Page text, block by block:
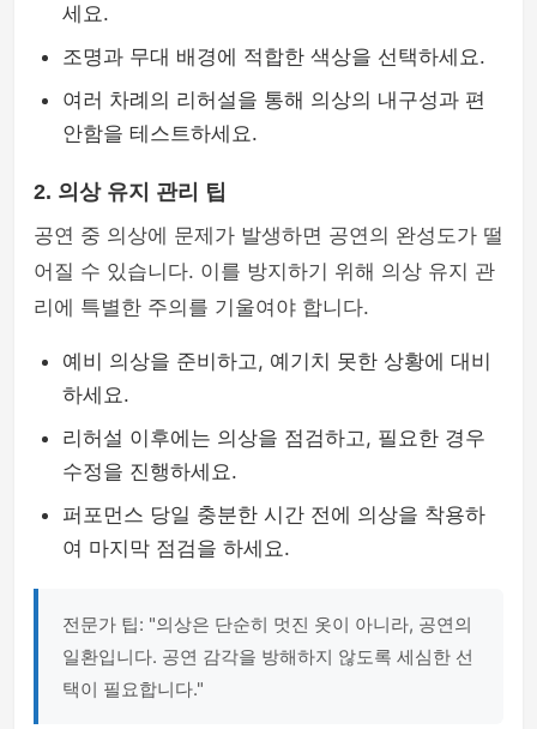
세요.
조명과 무대 배경에 적합한 색상을 선택하세요.
여러 차례의 리허설을 통해 의상의 내구성과 편
안함을 테스트하세요.
2. 의상 유지 관리 팁
공연 중 의상에 문제가 발생하면 공연의 완성도가 떨
어질 수 있습니다. 이를 방지하기 위해 의상 유지 관
리에 특별한 주의를 기울여야 합니다.
예비 의상을 준비하고, 예기치 못한 상황에 대비
하세요.
리허설 이후에는 의상을 점검하고, 필요한 경우
수정을 진행하세요.
퍼포먼스 당일 충분한 시간 전에 의상을 착용하
여 마지막 점검을 하세요.
전문가 팁: "의상은 단순히 멋진 옷이 아니라, 공연의
일환입니다. 공연 감각을 방해하지 않도록 세심한 선
택이 필요합니다."